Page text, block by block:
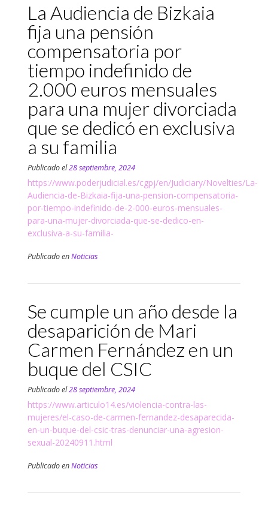
La Audiencia de Bizkaia
fija una pensión
compensatoria por
tiempo indefinido de
2.000 euros mensuales
para una mujer divorciada
que se dedicó en exclusiva
a su familia
Publicado el28 septiembre, 2024
https://www.poderjudicial.es/cgpj/en/Judiciary/Novelties/La-
Audiencia-de-Bizkaia-fija-una-pension-compensatoria-
por-tiempo-indefinido-de-2-000-euros-mensuales-
para-una-mujer-divorciada-que-se-dedico-en-
exclusiva-a-su-familia-
Publicado enNoticias
Se cumple un año desde la
desaparición de Mari
Carmen Fernández en un
buque del CSIC
Publicado el28 septiembre, 2024
https://www.articulo14.es/violencia-contra-las-
mujeres/el-caso-de-carmen-fernandez-desaparecida-
en-un-buque-del-csic-tras-denunciar-una-agresion-
sexual-20240911.html
Publicado enNoticias